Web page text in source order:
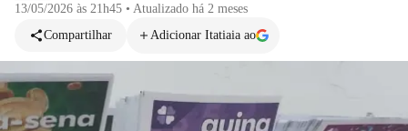
13/05/2026 às 21h45 • Atualizado há 2 meses
Compartilhar
Adicionar Itatiaia ao